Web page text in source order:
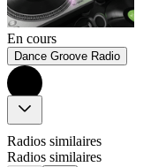
En cours
Dance Groove Radio
Radios similaires
Radios similaires